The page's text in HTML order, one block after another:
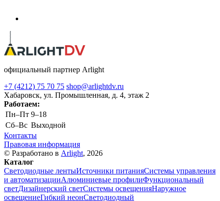
официальный партнер Arlight
+7 (4212) 75 70 75 shop@arlightdv.ru
Хабаровск, ул. Промышленная, д. 4, этаж 2
Работаем:
Пн–Пт 9–18
Cб–Вс Выходной
Контакты
Правовая информация
© Разработано в Arlight, 2026
Каталог
Светодиодные лентыИсточники питанияСистемы управления
и автоматизацииАлюминиевые профилиФункциональный
светДизайнерский светСистемы освещенияНаружное
освещениеГибкий неонСветодиодный